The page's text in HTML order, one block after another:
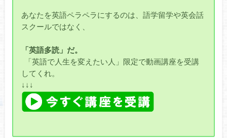
あなたを英語ペラペラにするのは、語学留学や英会話
スクールではなく、
「英語多読」だ。
「英語で人生を変えたい人」限定で動画講座を受講
してくれ。
↓↓↓